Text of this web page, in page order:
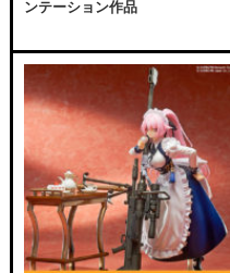
ンテーション作品